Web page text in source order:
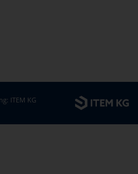
ITEM KG